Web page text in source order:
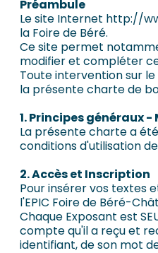
Préambule
Le site Internet http://
la Foire de Béré.
Ce site permet
modifier et compléter
Toute intervention sur
la présente charte de
1. Principes généraux
La présente charte a
conditions d'utilisation
2. Accès et Inscription
Pour insérer vos textes
l'EPIC Foire de Béré-
Chaque Exposant est
compte qu'il a reçu et
identifiant, de son mot